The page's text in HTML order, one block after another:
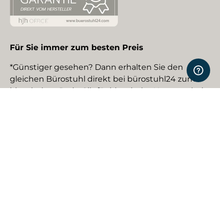
Für Sie immer zum besten Preis
*Günstiger gesehen? Dann erhalten Sie den
gleichen Bürostuhl direkt bei bürostuhl24 zum
identischen Preis. Gilt für identische Neuware bei